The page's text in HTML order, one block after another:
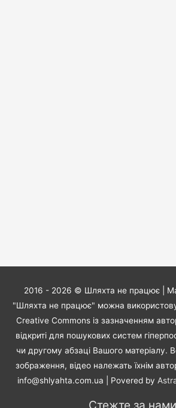
2016 - 2026 © Шляхта не працює|
"Шляхта не працює" можна
Creative Commons із зазначенням
відкриті для пошукових систем
чи другому абзаці Вашого матеріалу.
зображення, відео належать їхнім
info@shlyahta.com.ua | Povered by
Стежте за